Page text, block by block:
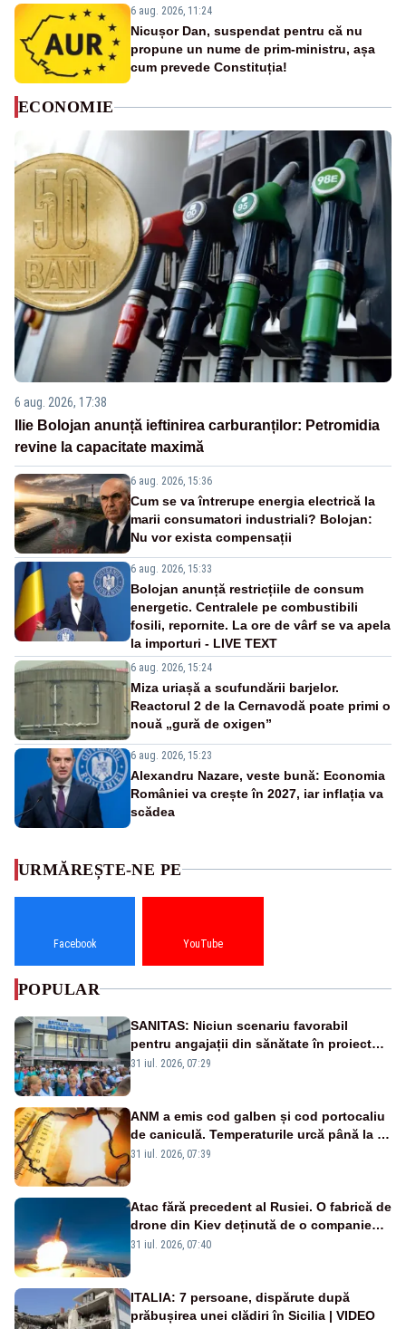
6 aug. 2026, 11:24
Nicușor Dan, suspendat pentru că nu
propune un nume de prim-ministru, așa
cum prevede Constituția!
ECONOMIE
6 aug. 2026, 17:38
Ilie Bolojan anunță ieftinirea carburanților: Petromidia
revine la capacitate maximă
6 aug. 2026, 15:36
Cum se va întrerupe energia electrică la
marii consumatori industriali? Bolojan:
Nu vor exista compensații
6 aug. 2026, 15:33
Bolojan anunță restricțiile de consum
energetic. Centralele pe combustibili
fosili, repornite. La ore de vârf se va apela
la importuri - LIVE TEXT
6 aug. 2026, 15:24
Miza uriașă a scufundării barjelor.
Reactorul 2 de la Cernavodă poate primi o
nouă „gură de oxigen”
6 aug. 2026, 15:23
Alexandru Nazare, veste bună: Economia
României va crește în 2027, iar inflația va
scădea
URMĂREȘTE-NE PE
Facebook YouTube
POPULAR
SANITAS: Niciun scenariu favorabil
pentru angajații din sănătate în proiectul
Legii salarizării
31 iul. 2026, 07:29
ANM a emis cod galben și cod portocaliu
de caniculă. Temperaturile urcă până la 38
de grade, iar nopțile devin tropicale
31 iul. 2026, 07:39
Atac fără precedent al Rusiei. O fabrică de
drone din Kiev deținută de o companie
americană, distrusă de o rachetă
31 iul. 2026, 07:40
ITALIA: 7 persoane, dispărute după
prăbușirea unei clădiri în Sicilia | VIDEO